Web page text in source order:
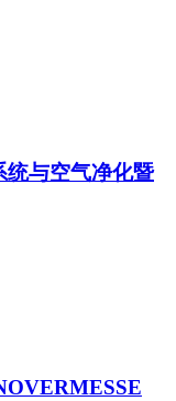
统与空气净化暨